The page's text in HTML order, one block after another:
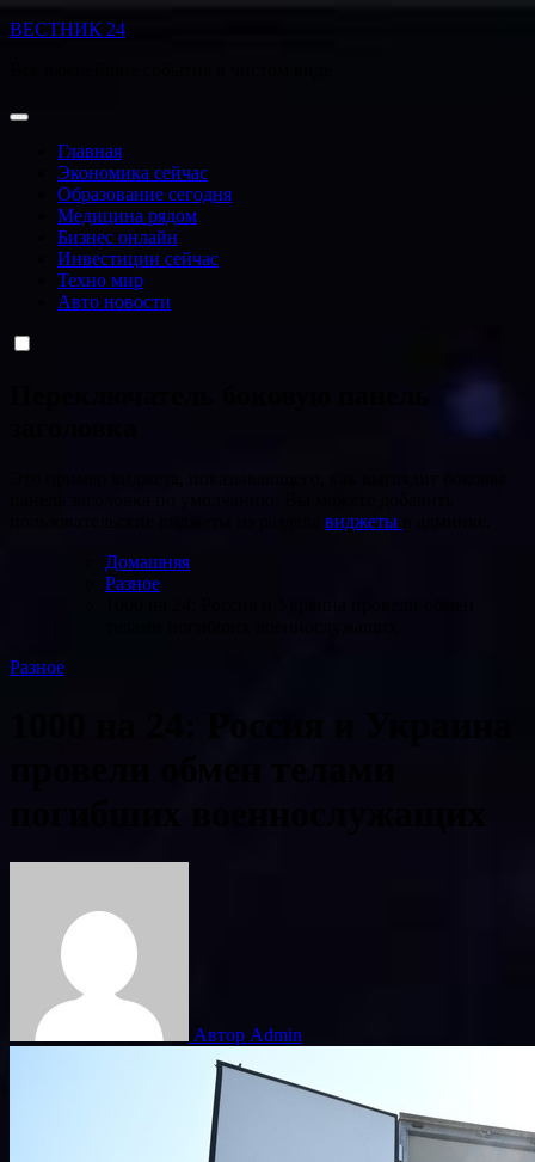
Перейти
ВЕСТНИК 24
Главная
Экономика сейчас
Образование сегодня
Медицина рядом
Бизнес онлайн
Инвестиции сейчас
Техно мир
Авто новости
виджеты
Домашняя
Разное
Разное
Автор Admin